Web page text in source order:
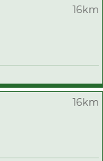
16km
16km